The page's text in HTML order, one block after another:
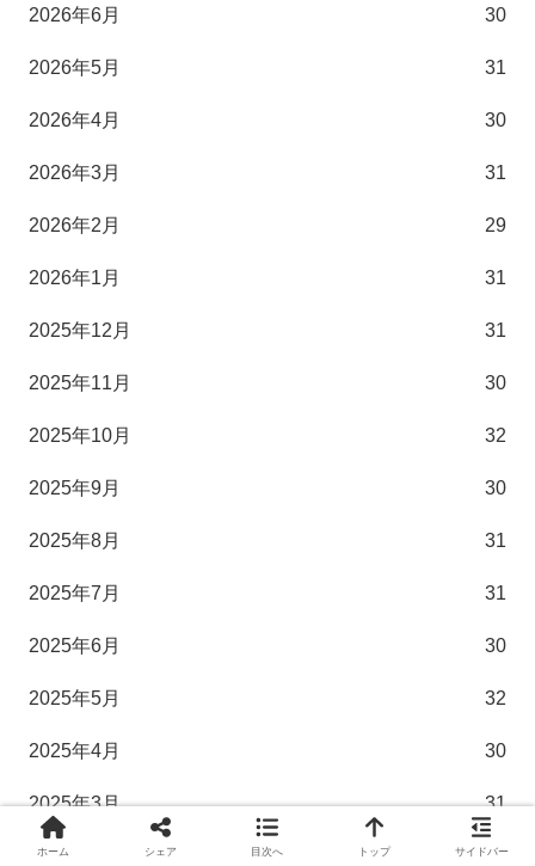
2026年6月 30
2026年5月 31
2026年4月 30
2026年3月 31
2026年2月 29
2026年1月 31
2025年12月 31
2025年11月 30
2025年10月 32
2025年9月 30
2025年8月 31
2025年7月 31
2025年6月 30
2025年5月 32
2025年4月 30
2025年3月 31
2025年2月 28
ホーム シェア 目次へ トップ サイドバー